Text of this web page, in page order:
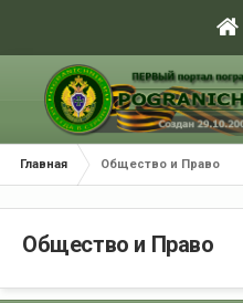
Главная Общество и Право
Общество и Право